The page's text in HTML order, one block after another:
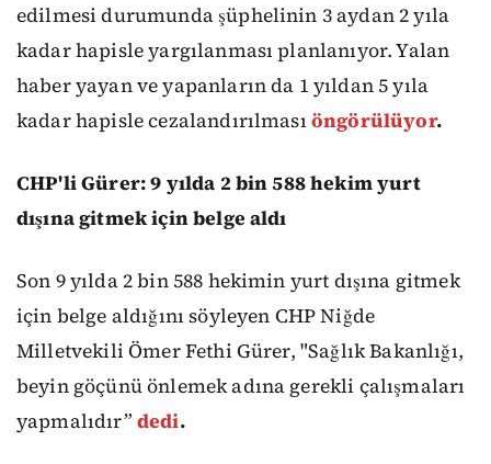
edilmesi durumunda şüphelinin 3 aydan 2 yıla
kadar hapisle yargılanması planlanıyor. Yalan
haber yayan ve yapanların da 1 yıldan 5 yıla
kadar hapisle cezalandırılması öngörülüyor.
CHP'li Gürer: 9 yılda 2 bin 588 hekim yurt
dışına gitmek için belge aldı
Son 9 yılda 2 bin 588 hekimin yurt dışına gitmek
için belge aldığını söyleyen CHP Niğde
Milletvekili Ömer Fethi Gürer, "Sağlık Bakanlığı,
beyin göçünü önlemek adına gerekli çalışmaları
yapmalıdır” dedi.